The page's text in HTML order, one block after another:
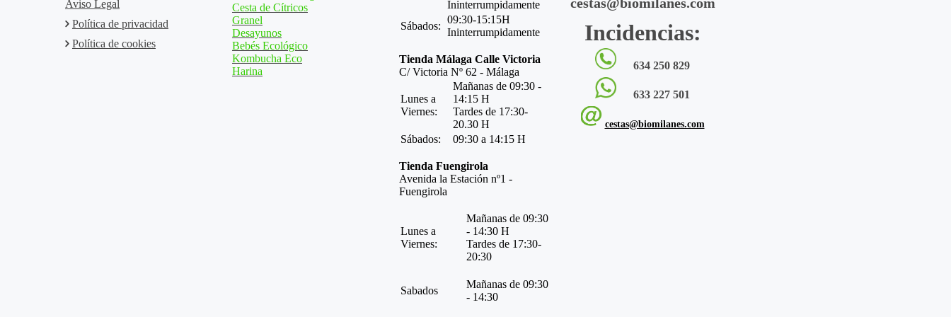
Aviso Legal
Política de privacidad
Política de cookies
Cesta de Cítricos
Granel
Desayunos
Bebés Ecológico
Kombucha Eco
Harina
Ininterrumpidamente
Sábados:
09:30-15:15H
Ininterrumpidamente
Tienda Málaga Calle Victoria
C/ Victoria Nº 62 - Málaga
Lunes a
Viernes:
Mañanas de 09:30 -
14:15 H
Tardes de 17:30-
20.30 H
Sábados:
09:30 a 14:15 H
Tienda Fuengirola
Avenida la Estación nº1 -
Fuengirola
Lunes a
Viernes:
Mañanas de 09:30
- 14:30 H
Tardes de 17:30-
20:30
Sabados
Mañanas de 09:30
- 14:30
Incidencias:
634 250 829
633 227 501
cestas@biomilanes.com